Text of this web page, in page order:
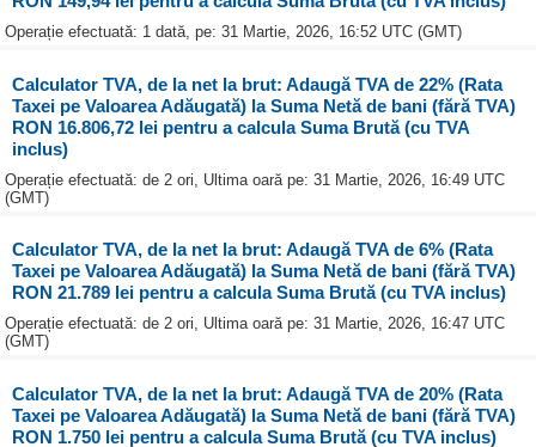
Operație efectuată: 1 dată, pe: 31 Martie, 2026, 16:52 UTC (GMT)
Calculator TVA, de la net la brut: Adaugă TVA de 22% (Rata
Taxei pe Valoarea Adăugată) la Suma Netă de bani (fără TVA)
RON 16.806,72 lei pentru a calcula Suma Brută (cu TVA
inclus)
Operație efectuată: de 2 ori, Ultima oară pe: 31 Martie, 2026, 16:49 UTC
(GMT)
Calculator TVA, de la net la brut: Adaugă TVA de 6% (Rata
Taxei pe Valoarea Adăugată) la Suma Netă de bani (fără TVA)
RON 21.789 lei pentru a calcula Suma Brută (cu TVA inclus)
Operație efectuată: de 2 ori, Ultima oară pe: 31 Martie, 2026, 16:47 UTC
(GMT)
Calculator TVA, de la net la brut: Adaugă TVA de 20% (Rata
Taxei pe Valoarea Adăugată) la Suma Netă de bani (fără TVA)
RON 1.750 lei pentru a calcula Suma Brută (cu TVA inclus)